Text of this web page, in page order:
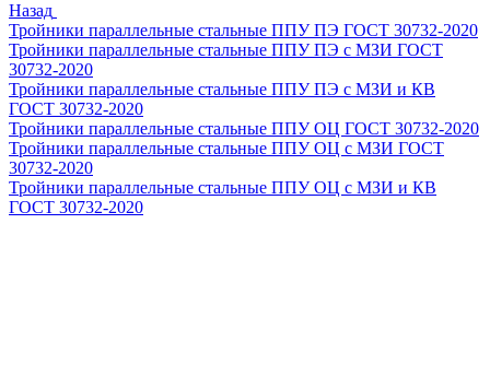
Назад
Тройники параллельные стальные ППУ ПЭ ГОСТ 30732-2020
Тройники параллельные стальные ППУ ПЭ с МЗИ ГОСТ
30732-2020
Тройники параллельные стальные ППУ ПЭ с МЗИ и КВ
ГОСТ 30732-2020
Тройники параллельные стальные ППУ ОЦ ГОСТ 30732-2020
Тройники параллельные стальные ППУ ОЦ с МЗИ ГОСТ
30732-2020
Тройники параллельные стальные ППУ ОЦ с МЗИ и КВ
ГОСТ 30732-2020